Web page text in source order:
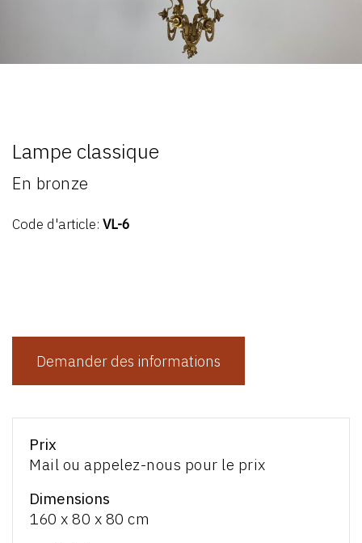
Lampe classique
En bronze
Code d'article: VL-6
Demander des informations
Prix
Mail ou appelez-nous pour le prix
Dimensions
160 x 80 x 80 cm